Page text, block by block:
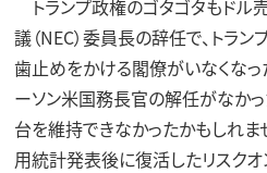
トランプ政権のゴタゴタもドル
議（NEC）委員長の辞任で、トラ
歯止めをかける閣僚がいなくなっ
ーソン米国務長官の解任がなか
台を維持できなかったかもしれま
用統計発表後に復活したリスクオ